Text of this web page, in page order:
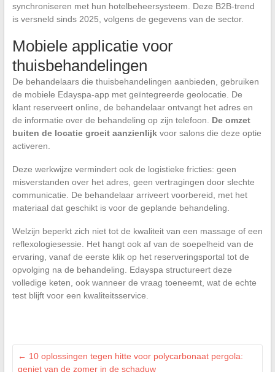
synchroniseren met hun hotelbeheersysteem. Deze B2B-trend
is versneld sinds 2025, volgens de gegevens van de sector.
Mobiele applicatie voor
thuisbehandelingen
De behandelaars die thuisbehandelingen aanbieden, gebruiken
de mobiele Edayspa-app met geïntegreerde geolocatie. De
klant reserveert online, de behandelaar ontvangt het adres en
de informatie over de behandeling op zijn telefoon. De omzet
buiten de locatie groeit aanzienlijkvoor salons die deze optie
activeren.
Deze werkwijze vermindert ook de logistieke fricties: geen
misverstanden over het adres, geen vertragingen door slechte
communicatie. De behandelaar arriveert voorbereid, met het
materiaal dat geschikt is voor de geplande behandeling.
Welzijn beperkt zich niet tot de kwaliteit van een massage of een
reflexologiesessie. Het hangt ook af van de soepelheid van de
ervaring, vanaf de eerste klik op het reserveringsportal tot de
opvolging na de behandeling. Edayspa structureert deze
volledige keten, ook wanneer de vraag toeneemt, wat de echte
test blijft voor een kwaliteitsservice.
← 10 oplossingen tegen hitte voor polycarbonaat pergola:
geniet van de zomer in de schaduw